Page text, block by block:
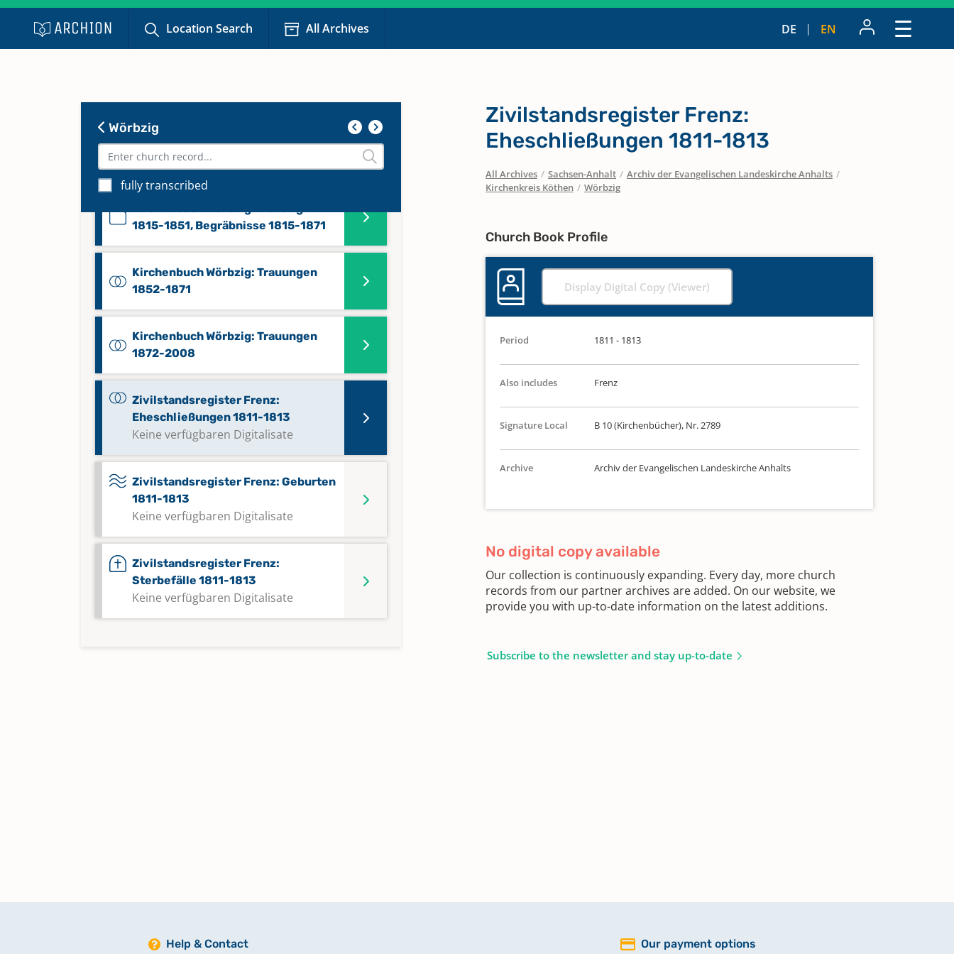
Location Search All Archives DE EN
Wörbzig
fully transcribed
Kirchenbuch Wörbzig: Taufen 1952-
2020
Keine verfügbaren Digitalisate
1815-1851, Begräbnisse 1815-1871
Kirchenbuch Wörbzig: Trauungen
1852-1871
Kirchenbuch Wörbzig: Trauungen
1872-2008
Zivilstandsregister Frenz:
Eheschließungen 1811-1813
Keine verfügbaren Digitalisate
Zivilstandsregister Frenz: Geburten
1811-1813
Keine verfügbaren Digitalisate
Zivilstandsregister Frenz:
Sterbefälle 1811-1813
Keine verfügbaren Digitalisate
Zivilstandsregister Frenz:
Eheschließungen 1811-1813
All Archives / Sachsen-Anhalt / Archiv der Evangelischen Landeskirche Anhalts /
Kirchenkreis Köthen / Wörbzig
Church Book Profile
Display Digital Copy (Viewer)
Period 1811 - 1813
Also includes Frenz
Signature Local B 10 (Kirchenbücher), Nr. 2789
Archive Archiv der Evangelischen Landeskirche Anhalts
No digital copy available
Our collection is continuously expanding. Every day, more church
records from our partner archives are added. On our website, we
provide you with up-to-date information on the latest additions.
Subscribe to the newsletter and stay up-to-date
Help & Contact Our payment options